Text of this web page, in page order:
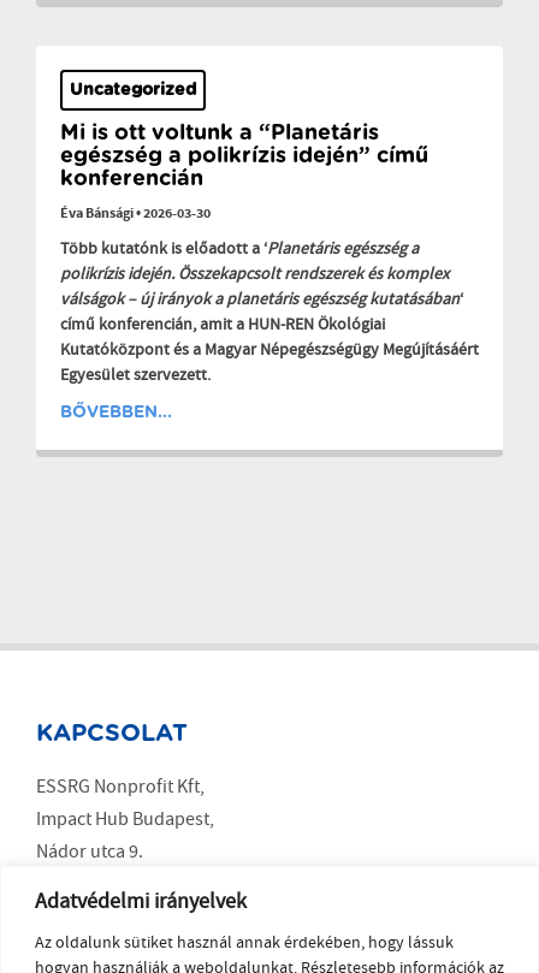
Adatvédelmi irányelvek
Az oldalunk sütiket használ annak érdekében, hogy lássuk
hogyan használják a weboldalunkat. Részletesebb információk az
Uncategorized
Mi is ott voltunk a “Planetáris
egészség a polikrízis idején” című
konferencián
Éva Bánsági•2026-03-30
Több kutatónk is előadott a ‘Planetáris egészség a
polikrízis idején. Összekapcsolt rendszerek és komplex
válságok – új irányok a planetáris egészség kutatásában‘
című konferencián, amit a HUN-REN Ökológiai
Kutatóközpont és a Magyar Népegészségügy Megújításáért
Egyesület szervezett.
BŐVEBBEN...
KAPCSOLAT
ESSRG Nonprofit Kft,
Impact Hub Budapest,
Nádor utca 9.
SOCIAL MEDIA